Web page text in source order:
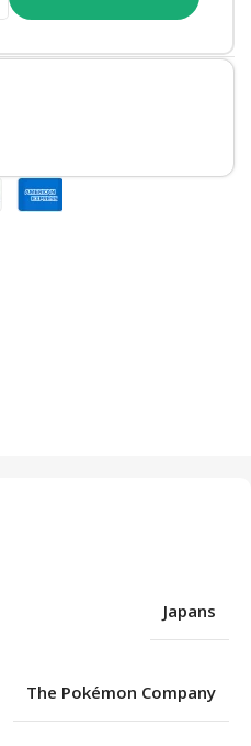
Japans
The Pokémon Company